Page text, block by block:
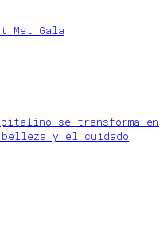
Met Gala
se transforma en
y el cuidado